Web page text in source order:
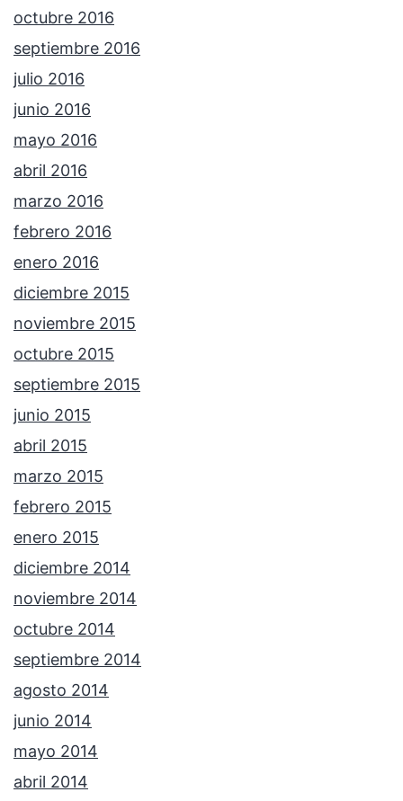
octubre 2016
septiembre 2016
julio 2016
junio 2016
mayo 2016
abril 2016
marzo 2016
febrero 2016
enero 2016
diciembre 2015
noviembre 2015
octubre 2015
septiembre 2015
junio 2015
abril 2015
marzo 2015
febrero 2015
enero 2015
diciembre 2014
noviembre 2014
octubre 2014
septiembre 2014
agosto 2014
junio 2014
mayo 2014
abril 2014